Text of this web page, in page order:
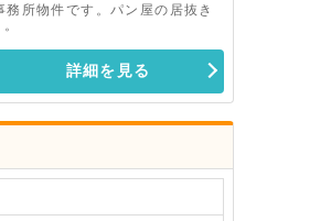
所物件です。パン屋の居抜き
詳細を見る